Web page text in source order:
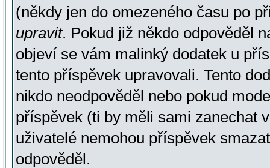
(někdy jen do omezeného času po
upravit. Pokud již někdo odpověděl
objeví se vám malinký dodatek u
tento příspěvek upravovali. Tento
nikdo neodpověděl nebo pokud
příspěvek (ti by měli sami zanechat
uživatelé nemohou příspěvek
odpověděl.